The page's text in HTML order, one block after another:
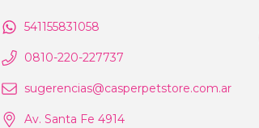
541155831058
0810-220-227737
sugerencias@casperpetstore.com.ar
Av. Santa Fe 4914